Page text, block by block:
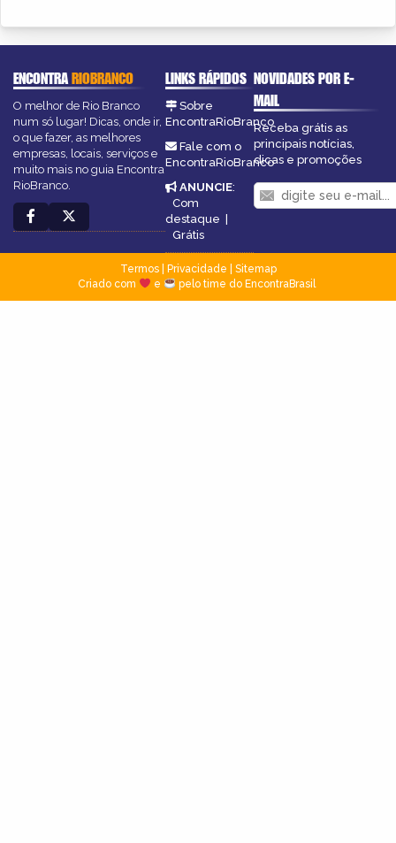
ENCONTRARIOBRANCO
O melhor de Rio Branco
num só lugar! Dicas, onde ir,
o que fazer, as melhores
empresas, locais, serviços e
muito mais no guia Encontra
RioBranco.
LINKS RÁPIDOS
Sobre
EncontraRioBranco
Fale com o
EncontraRioBranco
ANUNCIE:
Com
destaque |
Grátis
NOVIDADES POR E-
MAIL
Receba grátis as
principais notícias,
dicas e promoções
Termos| Privacidade
Sitemap
Criado com
e pelo time do EncontraBrasil